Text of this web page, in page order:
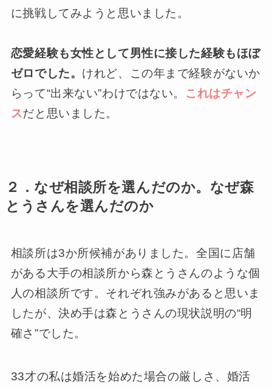
に挑戦してみようと思いました。
恋愛経験も女性として男性に接した経験もほぼ
ゼロでした。 けれど、この年まで経験がないか
らって“出来ない”わけではない。 これはチャン
スだと思いました。
２．なぜ相談所を選んだのか。なぜ森
とうさんを選んだのか
相談所は3か所候補がありました。全国に店舗
がある大手の相談所から森とうさんのような個
人の相談所です。それぞれ強みがあると思いま
したが、決め手は森とうさんの現状説明の“明
確さ”でした。
33才の私は婚活を始めた場合の厳しさ、婚活